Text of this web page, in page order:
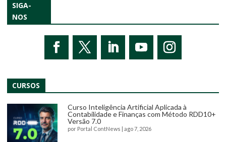
SIGA-
NOS
CURSOS
Curso Inteligência Artificial Aplicada à
Contabilidade e Finanças com Método RDD10+
Versão 7.0
por Portal ContNews ago 7, 2026